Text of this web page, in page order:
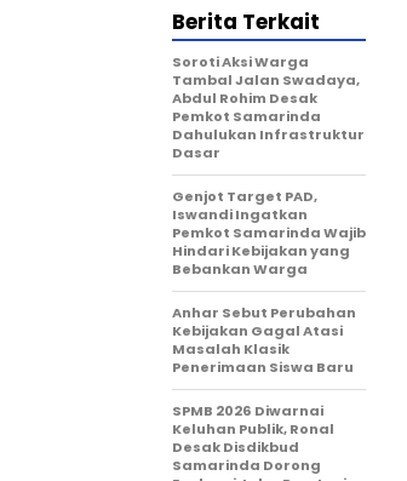
Berita Terkait
Soroti Aksi Warga
Tambal Jalan Swadaya,
Abdul Rohim Desak
Pemkot Samarinda
Dahulukan Infrastruktur
Dasar
Genjot Target PAD,
Iswandi Ingatkan
Pemkot Samarinda Wajib
Hindari Kebijakan yang
Bebankan Warga
Anhar Sebut Perubahan
Kebijakan Gagal Atasi
Masalah Klasik
Penerimaan Siswa Baru
SPMB 2026 Diwarnai
Keluhan Publik, Ronal
Desak Disdikbud
Samarinda Dorong